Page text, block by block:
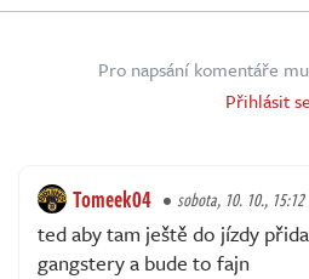
Pro napsání komentáře
Přihlásit se
Tomeek04 sobota, 10. 10., 15:12
ted aby tam ještě do jízdy
gangstery a bude to fajn